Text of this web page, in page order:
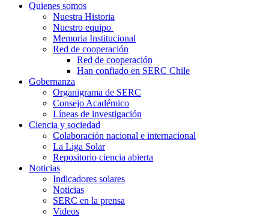
Quienes somos
Nuestra Historia
Nuestro equipo
Memoria Institucional
Red de cooperación
Red de cooperación
Han confiado en SERC Chile
Gobernanza
Organigrama de SERC
Consejo Académico
Líneas de investigación
Ciencia y sociedad
Colaboración nacional e internacional
La Liga Solar
Repositorio ciencia abierta
Noticias
Indicadores solares
Noticias
SERC en la prensa
Videos